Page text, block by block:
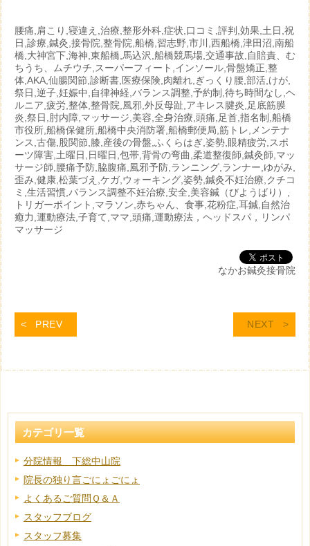
腰痛,肩こり,寝違え,治療,整形外科,症状,口コミ,評判,効果,土日,祝
日,診療,鍼灸,接骨院,整骨院,船橋,習志野,市川,西船橋,津田沼,南船
橋,大神宮下,海神,東船橋,馬込沢,船橋競馬場,交通事故,自賠責、む
ちうち、ムチウチ,スーパーフィート,インソール,骨盤矯正,整
体,AKA,仙腸関節,診断書,医療保険,肉離れ,ぎっくり腰,部活,けが,
祭日,逆子,妊娠中,自律神経,バランス調整,予約制,待ち時間なし,ヘ
ルニア,疲労,整体,整骨院,風邪,外反母趾,アキレス腱炎,足底筋膜
炎,祭日,肘内障,マッサージ,美容,全身治療,頭痛,足首,指名制,船橋
市役所,船橋保健所,船橋中央消防署,船橋郵便局,筋トレ,メンテナ
ンス,古傷,股関節,膝,産後の骨盤,ふくらはぎ,姿勢,眼精疲労,スポ
ーツ障害,土曜日,日曜日,包帯,背骨の弯曲,柔道整復師,鍼灸師,マッ
サージ師,腰痛予防,脇腹痛,風邪予防,ランニング,ランナー,ゆがみ,
歪み,健康,松葉づえ,ケガ,ウォーキング,姿勢,鍼灸不妊治療,クチコ
ミ,生活習慣,バランス調整不妊治療,安全,美容鍼（びようばり）,
トリガーポイント,マラソン,赤ちゃん、食事,花粉症,耳鍼,自然治
癒力,運動療法,子育て,ママ,頭痛,運動療法，ヘッドスパ，リンパ
マッサージ
なかお鍼灸接骨院
PREV NEXT
カテゴリ一覧
分院情報 下総中山院
院長の独り言ごにょごにょ
よくあるご質問Ｑ＆Ａ
スタッフブログ
スタッフ募集